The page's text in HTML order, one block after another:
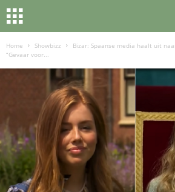
Home Showbizz
Bizar: Spaanse media haalt uit
“Gevaar voor...